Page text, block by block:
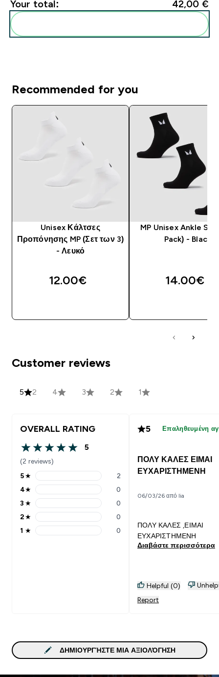
Your total: 42,00 €‎
Recommended for you
Unisex Κάλτσες
Προπόνησης MP (Σετ των 3)
- Λευκό
12.00€‎
MP Unisex Ankle
Pack) - Black
14.00€‎
Customer reviews
5 2 4 3 2 1
OVERALL RATING
5 out of 5 stars
5
(2 reviews)
5 stars rating 2 reviews
5★ 2
4 stars rating 0 reviews
4★ 0
3 stars rating 0 reviews
3 ★ 0
2 stars rating 0 reviews
2★ 0
1 stars rating 0 reviews
1 ★ 0
5 Επαληθευμένη
ΠΟΛΥ ΚΑΛΕΣ ΕΙΜΑΙ
ΕΥΧΑΡΙΣΤΗΜΕΝΗ
06/03/26 από lia
ΠΟΛΥ ΚΑΛΕΣ ,ΕΙΜΑΙ
ΕΥΧΑΡΙΣΤΗΜΕΝΗ
Διαβάστε περισσότερα
Helpful (0)
Report
ΔΗΜΙΟΥΡΓΉΣΤΕ ΜΙΑ ΑΞΙΟΛΌΓΗΣΗ